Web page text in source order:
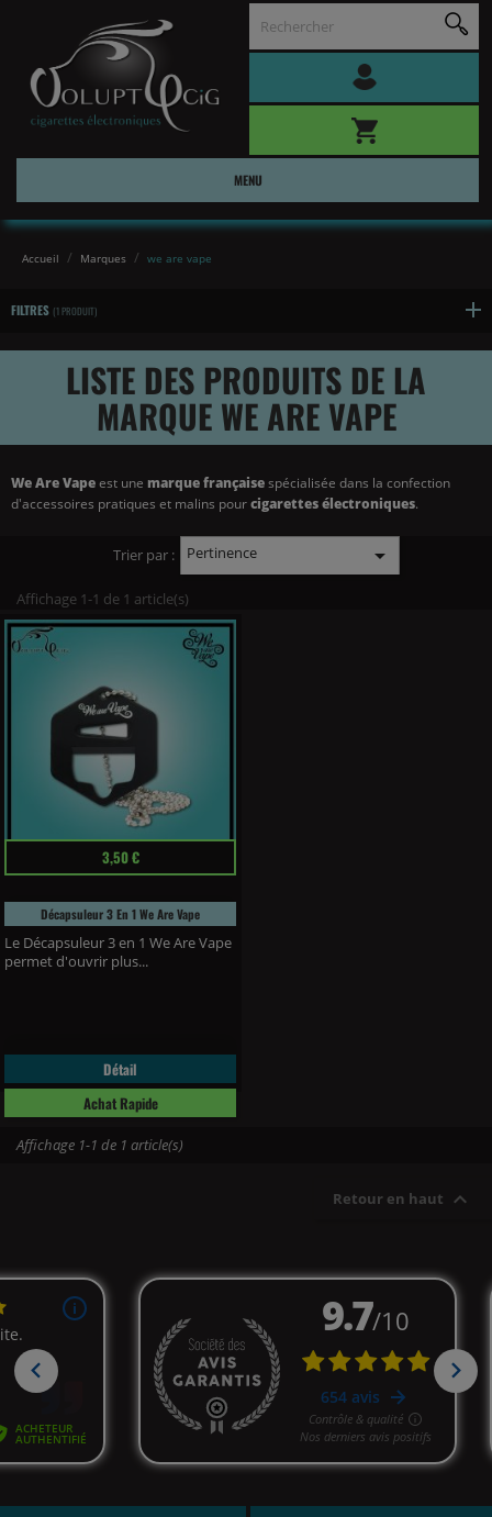
MENU
Accueil Marques we are vape
FILTRES (1 PRODUIT)
LISTE DES PRODUITS DE LA
MARQUE WE ARE VAPE
We Are Vapeest une marque françaisespécialisée dans la confection
d'accessoires pratiques et malins pourcigarettes électroniques.
Trier par : Pertinence 
Affichage 1-1 de 1 article(s)
Prix 3,50 €
Décapsuleur 3 En 1 We Are Vape
Le Décapsuleur 3 en 1 We Are Vape
permet d'ouvrir plus...
Détail
Achat Rapide
Affichage 1-1 de 1 article(s)
Retour en haut 